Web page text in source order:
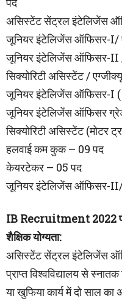
असिस्टेंट सेंट्रल इंटेलिजेंस
जूनियर इंटेलिजेंस ऑफिसर-I/
जूनियर इंटेलिजेंस ऑफिसर-II /
सिक्योरिटी असिस्टेंट /
जूनियर इंटेलिजेंस ऑफिसर-I (
जूनियर इंटेलिजेंस ऑफिसर
सिक्योरिटी असिस्टेंट (मोटर
हलवाई कम कुक – 09 पद
केयरटेकर – 05 पद
जूनियर इंटेलिजेंस ऑफिसर-
IB Recruitment 2022
शैक्षिक योग्यता:
असिस्टेंट सेंट्रल इंटेलिजेंस
प्राप्त विश्वविद्यालय से
या खुफिया कार्य में दो साल का